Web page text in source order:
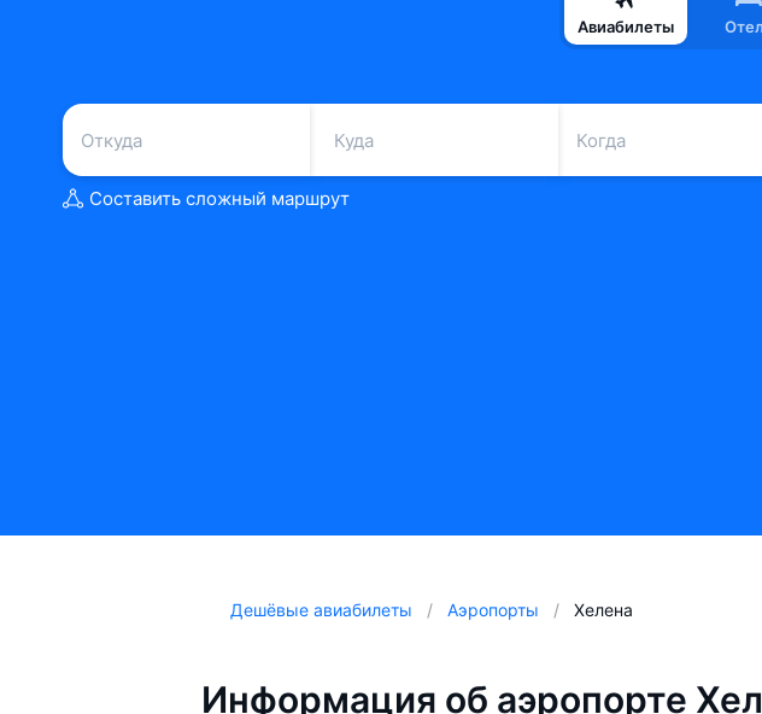
Авиабилеты
Когда
Составить сложный маршрут
Дешёвые авиабилеты Аэропорты Хелена
Информация об аэропорте